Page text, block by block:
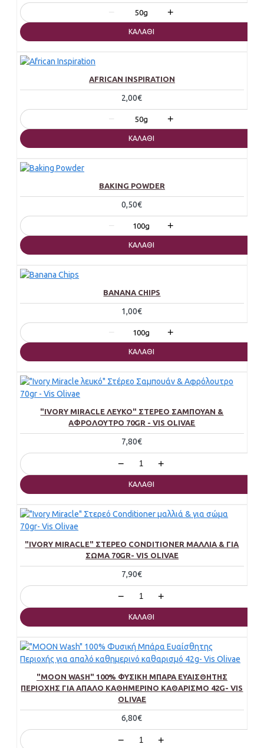
− 50g +
ΚΑΛΆΘΙ
AFRICAN INSPIRATION
2,00€
− 50g +
ΚΑΛΆΘΙ
BAKING POWDER
0,50€
− 100g +
ΚΑΛΆΘΙ
BANANA CHIPS
1,00€
− 100g +
ΚΑΛΆΘΙ
"IVORY MIRACLE ΛΕΥΚΌ" ΣΤΈΡΕΟ ΣΑΜΠΟΥΆΝ &
ΑΦΡΌΛΟΥΤΡΟ 70GR - VIS OLIVAE
7,80€
− +
ΚΑΛΆΘΙ
"IVORY MIRACLE" ΣΤΕΡΕΌ CONDITIONER ΜΑΛΛΙΆ & ΓΙΑ
ΣΏΜΑ 70GR- VIS OLIVAE
7,90€
− +
ΚΑΛΆΘΙ
"MOON WASH" 100% ΦΥΣΙΚΉ ΜΠΆΡΑ ΕΥΑΊΣΘΗΤΗΣ
ΠΕΡΙΟΧΉΣ ΓΙΑ ΑΠΑΛΌ ΚΑΘΗΜΕΡΙΝΌ ΚΑΘΑΡΙΣΜΌ 42G- VIS
OLIVAE
6,80€
− +